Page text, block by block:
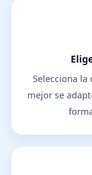
Selecciona la
mejor se